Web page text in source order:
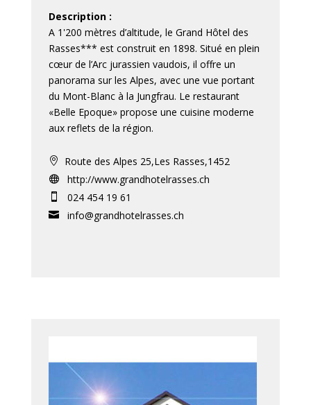
Description :
A 1'200 mètres d’altitude, le Grand Hôtel des
Rasses*** est construit en 1898. Situé en plein
cœur de l’Arc jurassien vaudois, il offre un
panorama sur les Alpes, avec une vue portant
du Mont-Blanc à la Jungfrau. Le restaurant
«Belle Epoque» propose une cuisine moderne
aux reflets de la région.
 Route des Alpes 25,Les Rasses,1452
 http://www.grandhotelrasses.ch
 024 454 19 61
 info@grandhotelrasses.ch